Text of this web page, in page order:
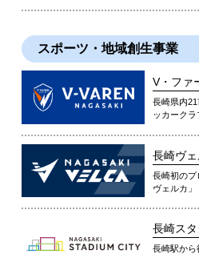
スポーツ・地域創生事業
V・ファ
長崎県内
ッカークラ
長崎ヴェ
長崎初のプ
ヴェルカ」
長崎ス
長崎駅から